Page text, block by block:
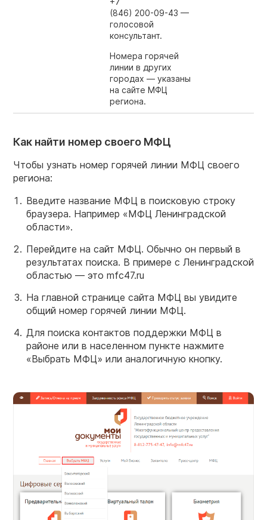
(846) 200-09-43 —
голосовой
консультант.
Номера горячей
линии в других
городах — указаны
на сайте МФЦ
региона.
Как найти номер своего МФЦ
Чтобы узнать номер горячей линии МФЦ своего
региона:
Введите название МФЦ в поисковую строку
браузера. Например «МФЦ Ленинградской
области».
Перейдите на сайт МФЦ. Обычно он первый в
результатах поиска. В примере с Ленинградской
областью — это mfc47.ru
На главной странице сайта МФЦ вы увидите
общий номер горячей линии МФЦ.
Для поиска контактов поддержки МФЦ в
районе или в населенном пункте нажмите
«Выбрать МФЦ» или аналогичную кнопку.